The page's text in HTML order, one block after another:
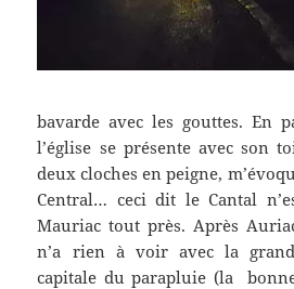
bavarde avec les gouttes. En
l’église se présente avec son
deux cloches en peigne,
Central… ceci dit le Cantal
Mauriac tout près. Après
n’a rien à voir avec la
capitale du parapluie (la